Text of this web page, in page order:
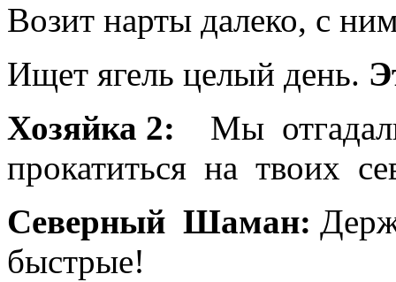
Возит нарты далеко, с
Ищет ягель целый день.
Хозяйка 2: Мы
прокатиться на твоих
Северный Шаман:
быстрые!